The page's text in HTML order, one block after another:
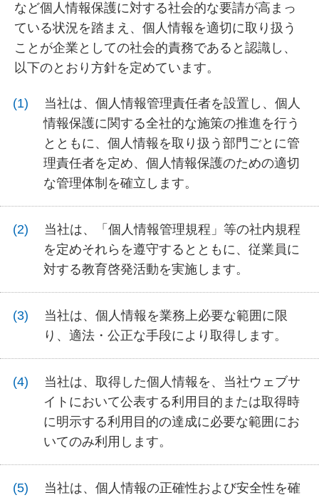
など個人情報保護に対する社会的な要請が高まっ
ている状況を踏まえ、個人情報を適切に取り扱う
ことが企業としての社会的責務であると認識し、
以下のとおり方針を定めています。
当社は、個人情報管理責任者を設置し、個人
情報保護に関する全社的な施策の推進を行う
とともに、個人情報を取り扱う部門ごとに管
理責任者を定め、個人情報保護のための適切
な管理体制を確立します。
当社は、「個人情報管理規程」等の社内規程
を定めそれらを遵守するとともに、従業員に
対する教育啓発活動を実施します。
当社は、個人情報を業務上必要な範囲に限
り、適法・公正な手段により取得します。
当社は、取得した個人情報を、当社ウェブサ
イトにおいて公表する利用目的または取得時
に明示する利用目的の達成に必要な範囲にお
いてのみ利用します。
当社は、個人情報の正確性および安全性を確